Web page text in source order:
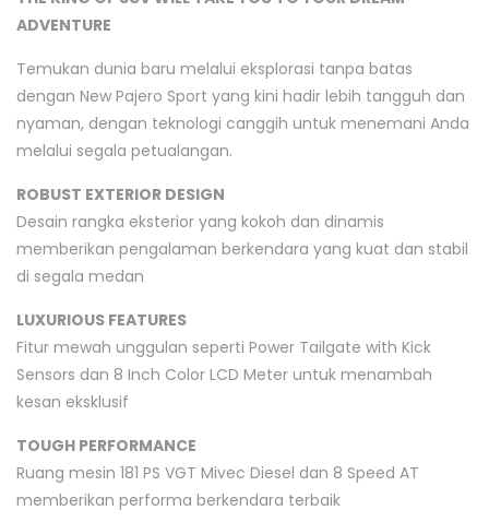
ADVENTURE
Temukan dunia baru melalui eksplorasi tanpa batas
dengan New Pajero Sport yang kini hadir lebih tangguh dan
nyaman, dengan teknologi canggih untuk menemani Anda
melalui segala petualangan.
ROBUST EXTERIOR DESIGN
Desain rangka eksterior yang kokoh dan dinamis
memberikan pengalaman berkendara yang kuat dan stabil
di segala medan
LUXURIOUS FEATURES
Fitur mewah unggulan seperti Power Tailgate with Kick
Sensors dan 8 Inch Color LCD Meter untuk menambah
kesan eksklusif
TOUGH PERFORMANCE
Ruang mesin 181 PS VGT Mivec Diesel dan 8 Speed AT
memberikan performa berkendara terbaik